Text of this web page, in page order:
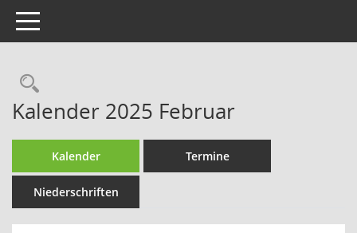
Toggle navigation
Rechercheauswahl
Kalender 2025 Februar
Kalender Termine
Niederschriften